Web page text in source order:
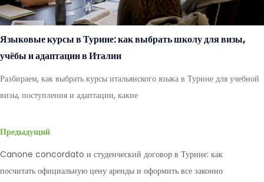
Языковые курсы в Турине: как выбрать школу для визы,
учёбы и адаптации в Италии
Разбираем, как выбрать курсы итальянского языка в Турине для учебной
визы, поступления и адаптации, какие
Предыдущий
Canone concordato и студенческий договор в Турине: как
посчитать официальную цену аренды и оформить все законно